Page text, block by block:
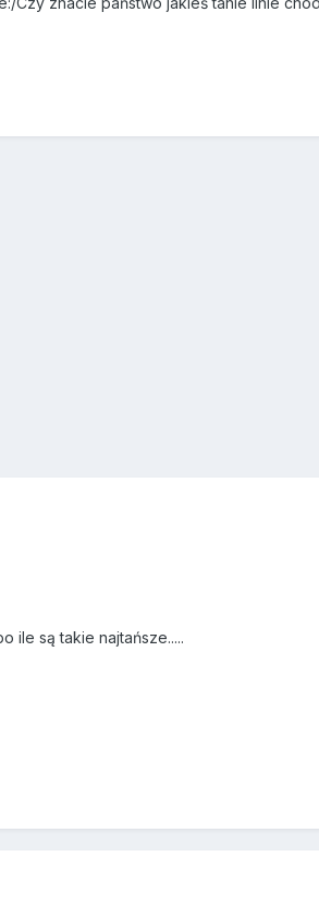
ile są takie najtańsze.....